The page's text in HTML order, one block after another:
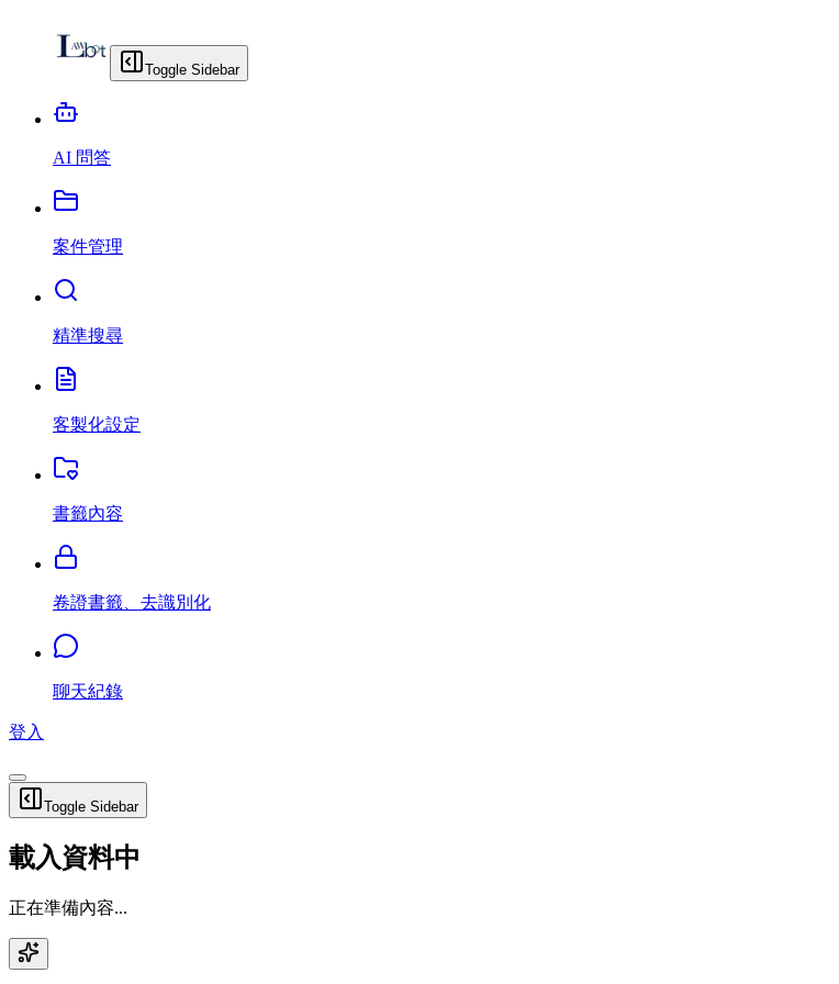
Toggle Sidebar
AI 問答
案件管理
精準搜尋
客製化設定
書籤內容
卷證書籤、去識別化
聊天紀錄
登入
Toggle Sidebar
載入資料中
正在準備內容...